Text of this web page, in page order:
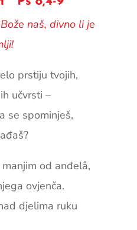
naš, divno li je
prstiju tvojih,
učvrsti –
se spominješ,
od anđelâ,
ovjenča.
djelima ruku